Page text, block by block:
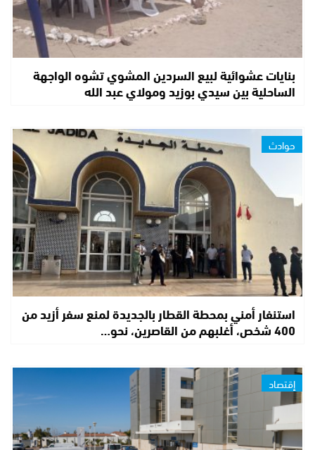
بنايات عشوائية لبيع السردين المشوي تشوه الواجهة
الساحلية بين سيدي بوزيد ومولاي عبد الله
حوادث
استنفار أمني بمحطة القطار بالجديدة لمنع سفر أزيد من
400 شخص، أغلبهم من القاصرين، نحو…
إقتصاد